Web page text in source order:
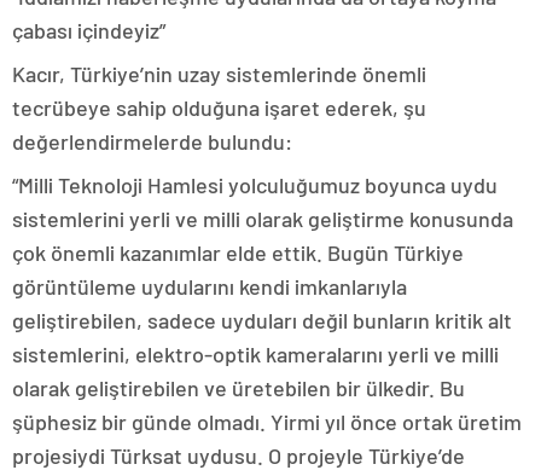
çabası içindeyiz”
Kacır, Türkiye’nin uzay sistemlerinde önemli
tecrübeye sahip olduğuna işaret ederek, şu
değerlendirmelerde bulundu:
“Milli Teknoloji Hamlesi yolculuğumuz boyunca uydu
sistemlerini yerli ve milli olarak geliştirme konusunda
çok önemli kazanımlar elde ettik. Bugün Türkiye
görüntüleme uydularını kendi imkanlarıyla
geliştirebilen, sadece uyduları değil bunların kritik alt
sistemlerini, elektro-optik kameralarını yerli ve milli
olarak geliştirebilen ve üretebilen bir ülkedir. Bu
şüphesiz bir günde olmadı. Yirmi yıl önce ortak üretim
projesiydi Türksat uydusu. O projeyle Türkiye’de